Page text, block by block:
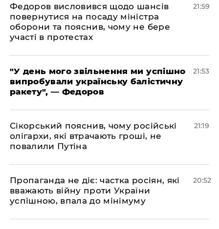
​Федоров висловився щодо шансів
повернутися на посаду міністра
оборони та пояснив, чому не бере
участі в протестах
21:59
​"У день мого звільнення ми успішно
випробували українську балістичну
ракету", — Федоров
21:53
​Сікорський пояснив, чому російські
олігархи, які втрачають гроші, не
повалили Путіна
21:19
​Пропаганда не діє: частка росіян, які
вважають війну проти України
успішною, впала до мінімуму
20:52